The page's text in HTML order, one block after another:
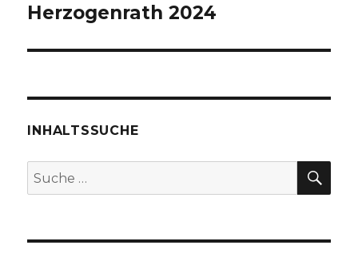
Herzogenrath 2024
INHALTSSUCHE
Suche
nach: